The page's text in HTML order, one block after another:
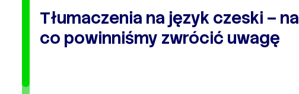
Tłumaczenia na język czeski – na
co powinniśmy zwrócić uwagę